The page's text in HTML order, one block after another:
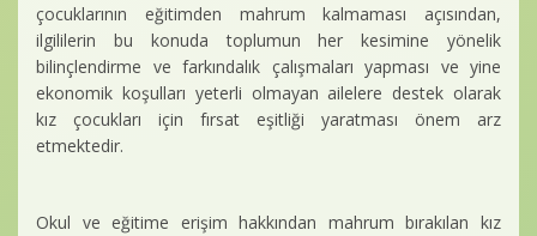
çocuklarının eğitimden mahrum kalmaması açısından,
ilgililerin bu konuda toplumun her kesimine yönelik
bilinçlendirme ve farkındalık çalışmaları yapması ve yine
ekonomik koşulları yeterli olmayan ailelere destek olarak
kız çocukları için fırsat eşitliği yaratması önem arz
etmektedir.
Okul ve eğitime erişim hakkından mahrum bırakılan kız